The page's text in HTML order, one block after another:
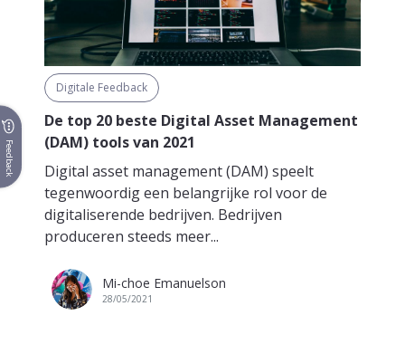
Digitale Feedback
De top 20 beste Digital Asset Management
(DAM) tools van 2021
Digital asset management (DAM) speelt
tegenwoordig een belangrijke rol voor de
digitaliserende bedrijven. Bedrijven
produceren steeds meer...
Mi-choe Emanuelson
28/05/2021
Feedback